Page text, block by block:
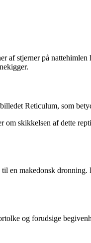
af stjerner på
Reticulum, som
skikkelsen af dette
en makedonsk
og forudsige